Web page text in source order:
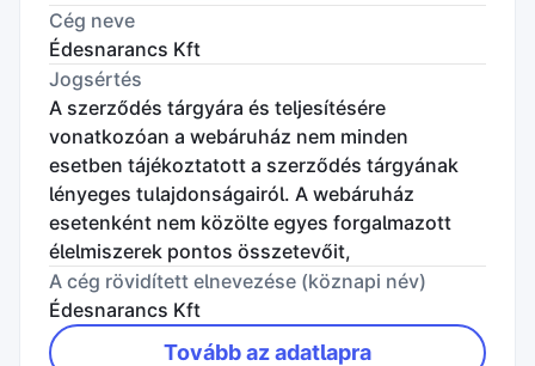
Bíróság
Közzététel ideje szerinti sorrend
Bírságot kapott-e a webáruház?
Igen
Nem
A vállalkozás utólag pótolta a hiányosságokat,
a határozatban foglaltakat teljesítette
Igen
Nem
Keresés indítása
Cég neve
Édesnarancs Kft
Jogsértés
A szerződés tárgyára és teljesítésére
vonatkozóan a webáruház nem minden
esetben tájékoztatott a szerződés tárgyának
lényeges tulajdonságairól. A webáruház
esetenként nem közölte egyes forgalmazott
élelmiszerek pontos összetevőit,
A cég rövidített elnevezése (köznapi név)
Édesnarancs Kft
Tovább az adatlapra